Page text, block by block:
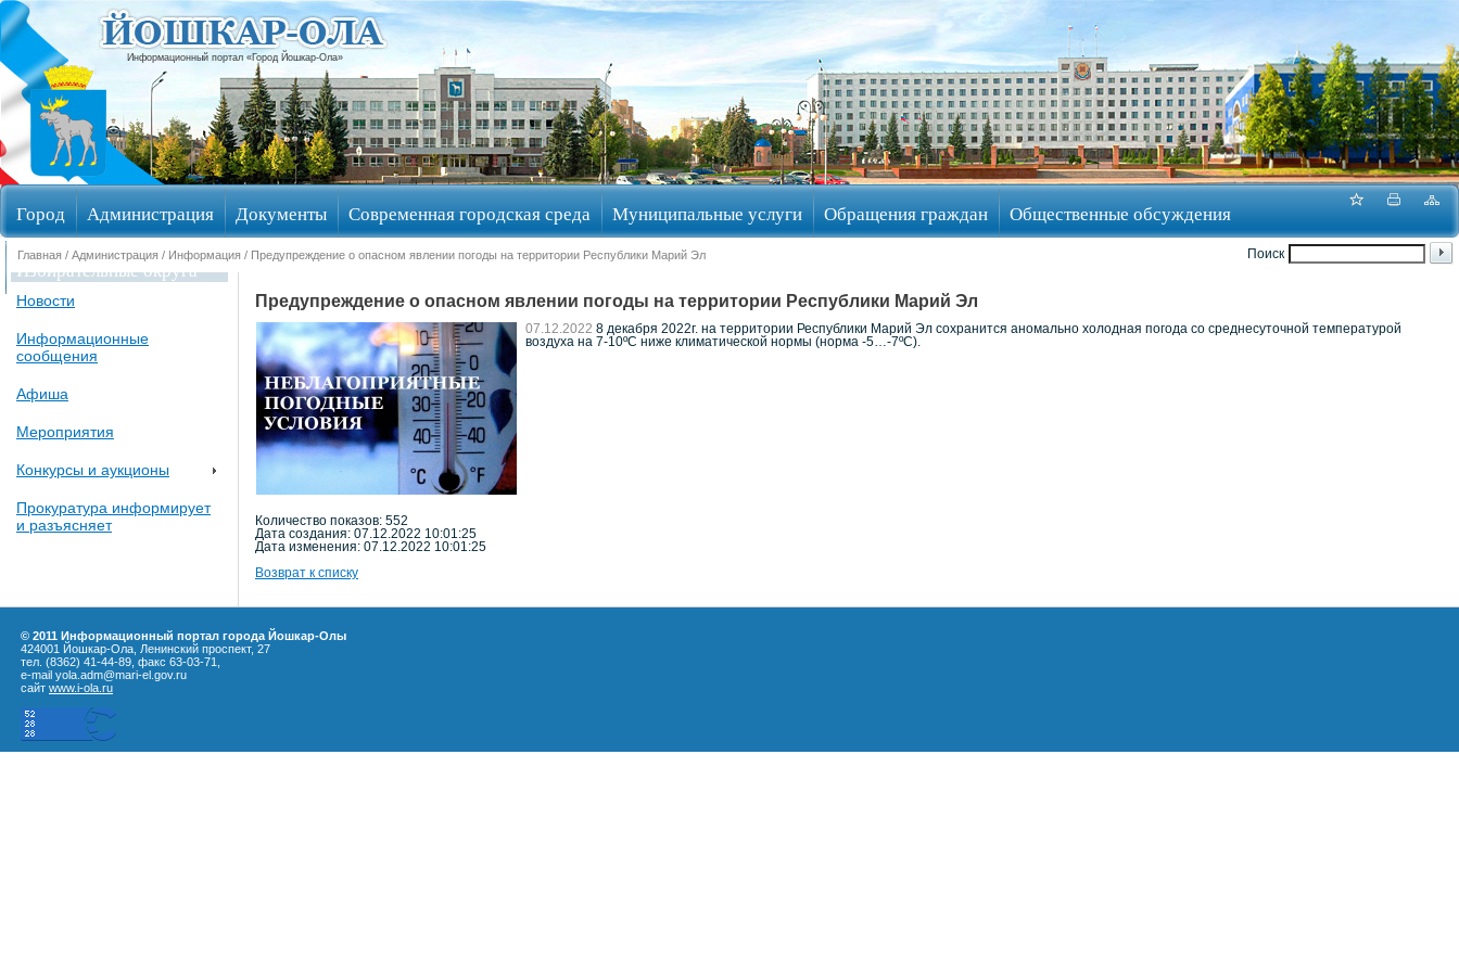
Информационный портал «Город Йошкар-Ола»
Город Администрация Документы Современная городская среда Муниципальные услуги Обращения граждан Общественные обсуждения
Избирательные округа
Поиск
Главная / Администрация / Информация / Предупреждение о опасном явлении погоды на территории Республики Марий Эл
Новости
Информационные
сообщения
Афиша
Мероприятия
Конкурсы и аукционы
Прокуратура информирует
и разъясняет
Предупреждение о опасном явлении погоды на территории Республики Марий Эл
07.12.2022 8 декабря 2022г. на территории Республики Марий Эл сохранится аномально холодная погода со среднесуточной температурой
воздуха на 7-10ºС ниже климатической нормы (норма -5…-7ºС).
Количество показов: 552
Дата создания: 07.12.2022 10:01:25
Дата изменения: 07.12.2022 10:01:25
Возврат к списку
© 2011 Информационный портал города Йошкар-Олы
424001 Йошкар-Ола, Ленинский проспект, 27
тел. (8362) 41-44-89, факс 63-03-71,
e-mail yola.adm@mari-el.gov.ru
сайт www.i-ola.ru